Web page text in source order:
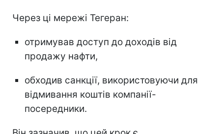
Через ці мережі Тегеран:
отримував доступ до доходів від
продажу нафти,
обходив санкції, використовуючи для
відмивання коштів компанії-
посередники.